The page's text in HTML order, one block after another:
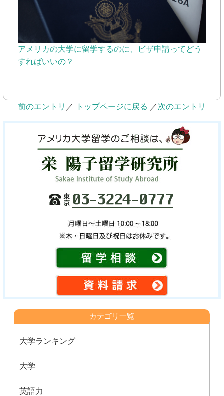
アメリカの大学に留学するのに、ビザ申請ってどう
すればいいの？
前のエントリ ／ トップページに戻る ／次のエントリ
カテゴリ一覧
大学ランキング
大学
英語力